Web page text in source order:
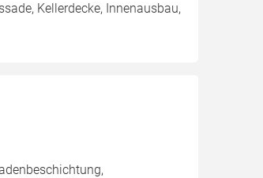
Kellerdecke, Innenausbau,